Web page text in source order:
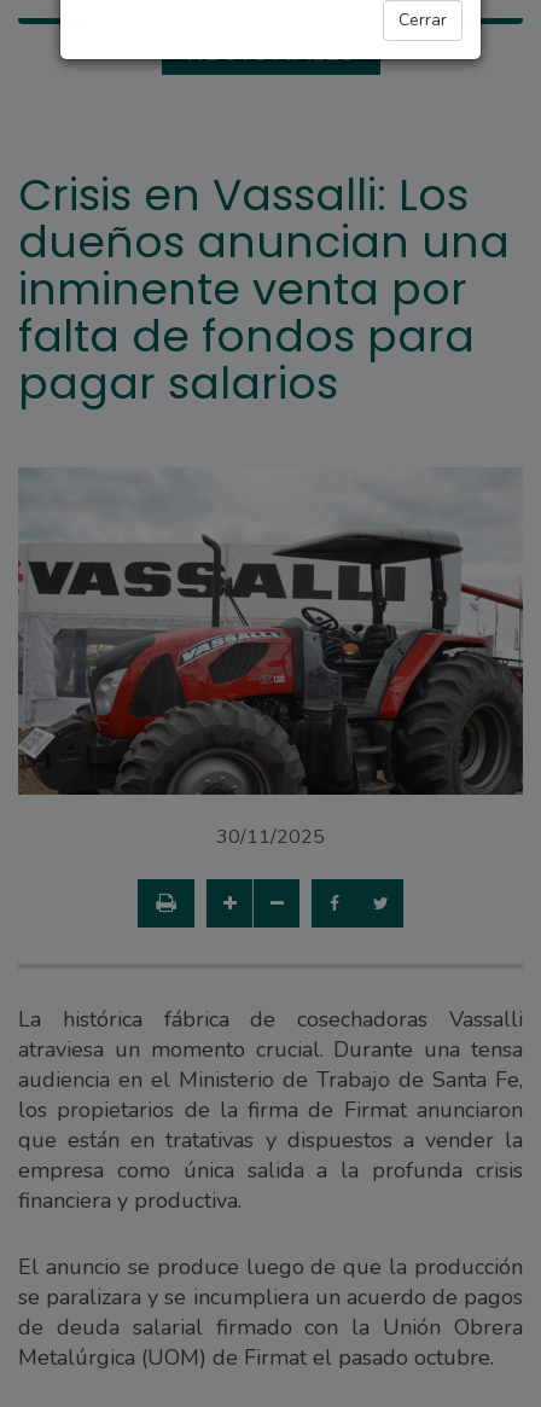
Cerrar
REGIONALES
Crisis en Vassalli: Los
dueños anuncian una
inminente venta por
falta de fondos para
pagar salarios
30/11/2025
La histórica fábrica de cosechadoras Vassalli
atraviesa un momento crucial. Durante una tensa
audiencia en el Ministerio de Trabajo de Santa Fe,
los propietarios de la firma de Firmat anunciaron
que están en tratativas y dispuestos a vender la
empresa como única salida a la profunda crisis
financiera y productiva.
El anuncio se produce luego de que la producción
se paralizara y se incumpliera un acuerdo de pagos
de deuda salarial firmado con la Unión Obrera
Metalúrgica (UOM) de Firmat el pasado octubre.